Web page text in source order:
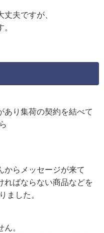
夫ですが、
あり集荷の契約を結べて
からメッセージが来て
ればならない商品などを
ました。
。